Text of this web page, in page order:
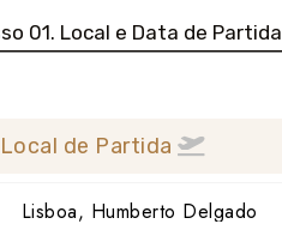
Passo 01. Local e Data de Partida
Local de Partida
Lisboa, Humberto Delgado